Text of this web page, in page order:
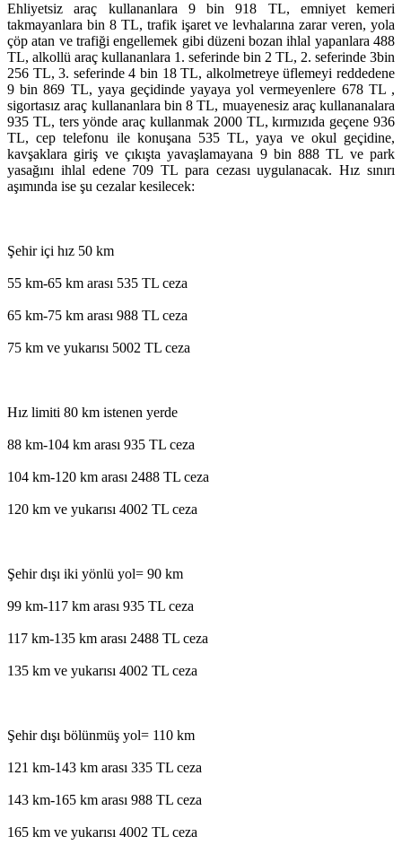
Ehliyetsiz araç kullananlara 9 bin 918 TL, emniyet kemeri
takmayanlara bin 8 TL, trafik işaret ve levhalarına zarar veren, yola
çöp atan ve trafiği engellemek gibi düzeni bozan ihlal yapanlara 488
TL, alkollü araç kullananlara 1. seferinde bin 2 TL, 2. seferinde 3bin
256 TL, 3. seferinde 4 bin 18 TL, alkolmetreye üflemeyi reddedene
9 bin 869 TL, yaya geçidinde yayaya yol vermeyenlere 678 TL ,
sigortasız araç kullananlara bin 8 TL, muayenesiz araç kullananalara
935 TL, ters yönde araç kullanmak 2000 TL, kırmızıda geçene 936
TL, cep telefonu ile konuşana 535 TL, yaya ve okul geçidine,
kavşaklara giriş ve çıkışta yavaşlamayana 9 bin 888 TL ve park
yasağını ihlal edene 709 TL para cezası uygulanacak. Hız sınırı
aşımında ise şu cezalar kesilecek:
Şehir içi hız 50 km
55 km-65 km arası 535 TL ceza
65 km-75 km arası 988 TL ceza
75 km ve yukarısı 5002 TL ceza
Hız limiti 80 km istenen yerde
88 km-104 km arası 935 TL ceza
104 km-120 km arası 2488 TL ceza
120 km ve yukarısı 4002 TL ceza
Şehir dışı iki yönlü yol= 90 km
99 km-117 km arası 935 TL ceza
117 km-135 km arası 2488 TL ceza
135 km ve yukarısı 4002 TL ceza
Şehir dışı bölünmüş yol= 110 km
121 km-143 km arası 335 TL ceza
143 km-165 km arası 988 TL ceza
165 km ve yukarısı 4002 TL ceza